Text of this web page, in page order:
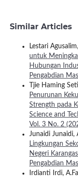
Similar Articles
Lestari Agusalim,
untuk
Hubungan
Pengabdian
Tjie Haming
Penurunan
Strength pada
Science and
Vol. 3 No. 2
Junaidi Junaidi,
Lingkungan
Negeri
Pengabdian
Irdianti Irdi,